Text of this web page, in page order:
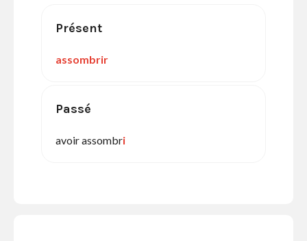
Présent
assombrir
Passé
avoir assombri